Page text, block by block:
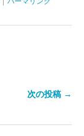
次の投稿 →